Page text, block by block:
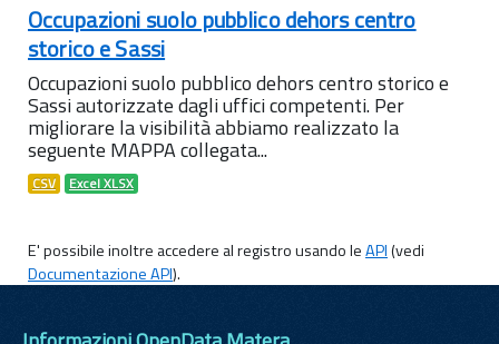
Occupazioni suolo pubblico dehors centro
storico e Sassi
Occupazioni suolo pubblico dehors centro storico e
Sassi autorizzate dagli uffici competenti. Per
migliorare la visibilità abbiamo realizzato la
seguente MAPPA collegata...
CSV Excel XLSX
E' possibile inoltre accedere al registro usando leAPI(vedi
Documentazione API).